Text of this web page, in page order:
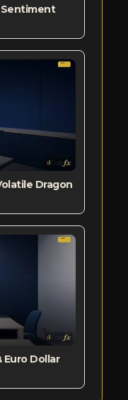
Sentiment
Dragon
Euro Dollar